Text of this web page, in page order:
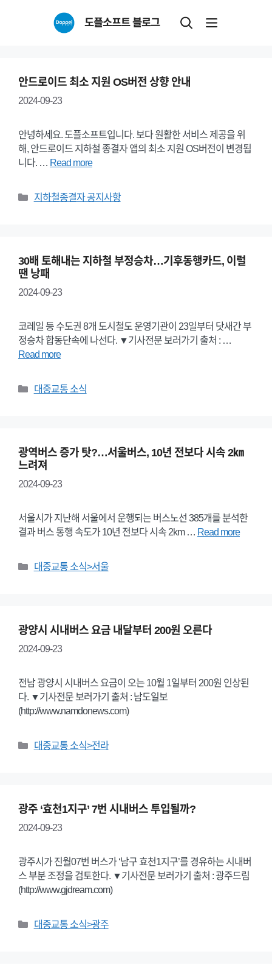
도플소프트 블로그
안드로이드 최소 지원 OS버전 상향 안내
2024-09-23
안녕하세요. 도플소프트입니다. 보다 원활한 서비스 제공을 위
해, 안드로이드 지하철 종결자 앱의 최소 지원 OS버전이 변경됩
니다. … Read more
Categories
지하철종결자 공지사항
30배 토해내는 지하철 부정승차…기후동행카드, 이럴
땐 낭패
2024-09-23
코레일 등 수도권 8개 도시철도 운영기관이 23일부터 닷새간 부
정승차 합동단속에 나선다. ▼기사전문 보러가기 출처 : …
Read more
Categories
대중교통 소식
광역버스 증가 탓?…서울버스, 10년 전보다 시속 2㎞
느려져
2024-09-23
서울시가 지난해 서울에서 운행되는 버스노선 385개를 분석한
결과 버스 통행 속도가 10년 전보다 시속 2km … Read more
Categories
대중교통 소식>서울
광양시 시내버스 요금 내달부터 200원 오른다
2024-09-23
전남 광양시 시내버스 요금이 오는 10월 1일부터 200원 인상된
다. ▼기사전문 보러가기 출처 : 남도일보
(http://www.namdonews.com)
Categories
대중교통 소식>전라
광주 ‘효천1지구’ 7번 시내버스 투입될까?
2024-09-23
광주시가 진월07번 버스가 ‘남구 효천1지구’를 경유하는 시내버
스 부분 조정을 검토한다. ▼기사전문 보러가기 출처 : 광주드림
(http://www.gjdream.com)
Categories
대중교통 소식>광주